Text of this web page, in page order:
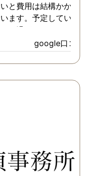
いと費用は結構かかると
います。予定していた時
より過ぎてしまいました
が、そのまま調査してい
だき、しっかり証拠取れ
した。あ、もちろん過ぎ
調査が終わって今後どう
とうございました。
google口コミ